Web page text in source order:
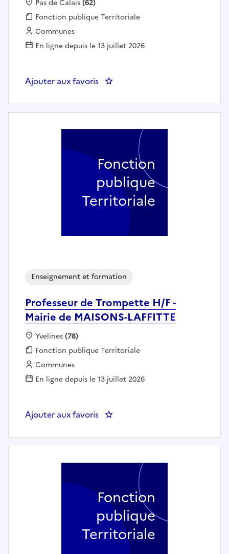
Localisation :
Pas de Calais(62)
Fonction publique :
Fonction publique Territoriale
Employeur :
Communes
En ligne depuis le 13 juillet 2026
Ajouter aux favoris : Professeur de trompette -
Professeur de Trompette H/F -
Mairie de MAISONS-LAFFITTE
Enseignement et formation
Localisation :
Yvelines(78)
Fonction publique :
Fonction publique Territoriale
Employeur :
Communes
En ligne depuis le 13 juillet 2026
Ajouter aux favoris : Professeur de Trompette H/F -
Fonction
publique
Territoriale
Fonction
publique
Territoriale